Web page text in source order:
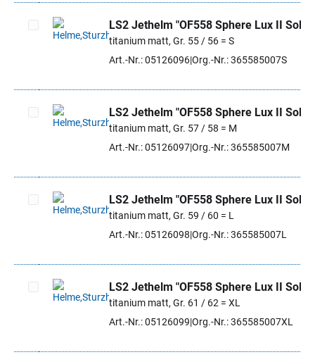
Artikel auswählen
LS2 Jethelm "OF558 Sphere Lux II Solid"
titanium matt, Gr. 55 / 56 = S
Art.-Nr.: 05126096Org.-Nr.: 365585007S
Artikel auswählen
LS2 Jethelm "OF558 Sphere Lux II Solid"
titanium matt, Gr. 57 / 58 = M
Art.-Nr.: 05126097Org.-Nr.: 365585007M
Artikel auswählen
LS2 Jethelm "OF558 Sphere Lux II Solid"
titanium matt, Gr. 59 / 60 = L
Art.-Nr.: 05126098 Org.-Nr.: 365585007L
Artikel auswählen
LS2 Jethelm "OF558 Sphere Lux II Solid"
titanium matt, Gr. 61 / 62 = XL
Art.-Nr.: 05126099 Org.-Nr.: 365585007XL